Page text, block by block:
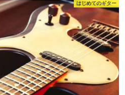
はじめてのギター